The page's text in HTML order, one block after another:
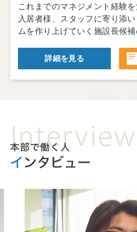
これまでのマネジメント経験
入居者様、スタッフに寄り添
ムを作り上げていく施設長候補
詳細を見る